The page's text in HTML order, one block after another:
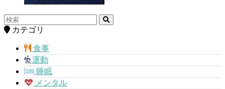
カテゴリ
食事
運動
睡眠
メンタル